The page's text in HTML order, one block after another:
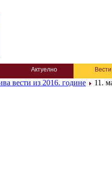
Актуелно Вести
вести из 2016. године 11.